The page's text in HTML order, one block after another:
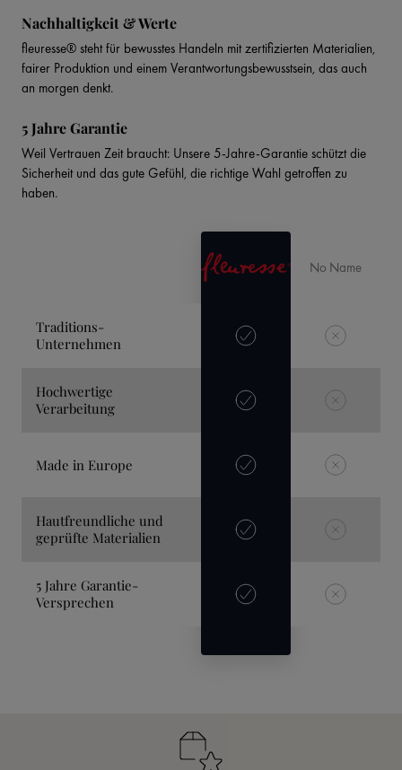
No Name
Traditions-
Unternehmen
Hochwertige
Verarbeitung
Made in Europe
Hautfreundliche und
geprüfte Materialien
5 Jahre Garantie-
Versprechen
Nachhaltigkeit & Werte
fleuresse® steht für bewusstes Handeln mit zertifizierten Materialien,
fairer Produktion und einem Verantwortungsbewusstsein, das auch
an morgen denkt.
5 Jahre Garantie
Weil Vertrauen Zeit braucht: Unsere 5-Jahre-Garantie schützt die
Sicherheit und das gute Gefühl, die richtige Wahl getroffen zu
haben.